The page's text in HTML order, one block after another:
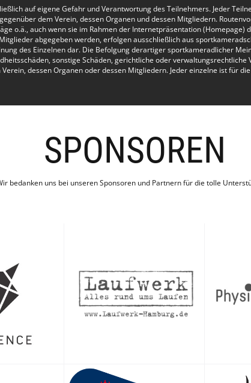
Fortgeschrittenen-Schwimmen, Mixed Training,
kannst, dann bist Du bei den Anfängern genau richtig. Wenn Du
Schwimmen für Dich besser geeignet.
unter 2 Minuten zu schwimmen, dann bist Du in diesem Kurs genau
und Schwimmfreunde.
nur Technik trainiert. Auf Strecke wird beim Anfänger- und
Verbesserung der Technik und Feedback. Das Tempo gibt der/die
ins Schwimmbad. Wer zu spät kommt, kann leider nicht mehr rein.
und Triabolinen teilnehmen, wie im jeweiligen Kalendereintrag
teilnehmen.
die darauffolgende Woche freigeschaltet.
für das gewünschte Training einträgst. Die Anmeldung ist
anzumelden und kein Platz leer bleibt.
auf eigene Gefahr und Verantwortung des Teilnehmers. Jeder
dem Verein, dessen Organen und dessen Mitgliedern.
o.ä., auch wenn sie im Rahmen der Internetpräsentation (Homepage)
abgegeben werden, erfolgen ausschließlich aus
des Einzelnen dar. Die Befolgung derartiger sportkameradlicher
sonstige Schäden, gerichtliche oder verwaltungsrechtliche
dessen Organen oder dessen Mitgliedern. Jeder einzelne ist für
SPONSOREN
bedanken uns bei unseren Sponsoren und Partnern für die tolle